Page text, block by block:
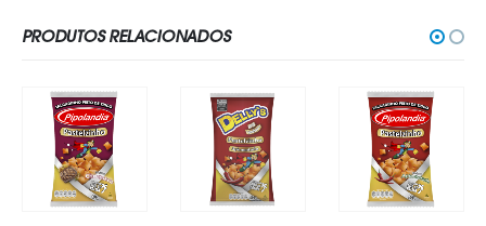
PRODUTOS RELACIONADOS